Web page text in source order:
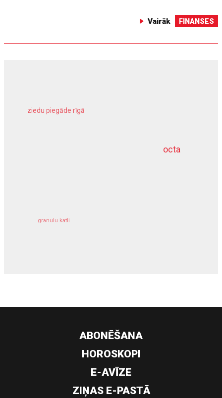
Vairāk FINANSES
octa
ziedu piegāde rīgā
granulu katli
dziļurbums
ABONĒŠANA
HOROSKOPI
E-AVĪZE
ZIŅAS E-PASTĀ